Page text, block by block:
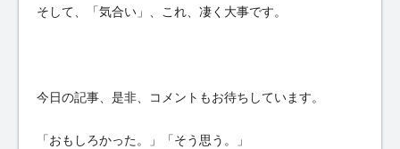
そして、「気合い」、これ、凄く大事です。
今日の記事、是非、コメントもお待ちしています。
「おもしろかった。」「そう思う。」